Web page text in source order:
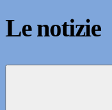
Le notizie